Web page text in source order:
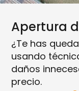
Apertura
¿Te has
usando
daños
precio.